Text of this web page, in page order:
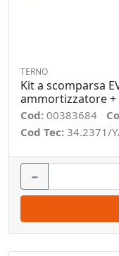
TERNO
Kit a scomparsa
ammortizzatore
Cod: 00383684
Cod Tec: 34.2371/
−